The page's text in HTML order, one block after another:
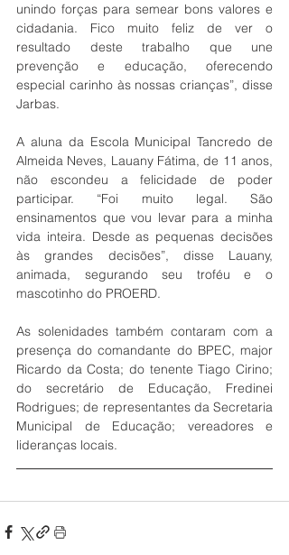
unindo forças para semear bons valores e
cidadania. Fico muito feliz de ver o
resultado deste trabalho que une
prevenção e educação, oferecendo
especial carinho às nossas crianças”, disse
Jarbas.
A aluna da Escola Municipal Tancredo de
Almeida Neves, Lauany Fátima, de 11 anos,
não escondeu a felicidade de poder
participar. “Foi muito legal. São
ensinamentos que vou levar para a minha
vida inteira. Desde as pequenas decisões
às grandes decisões”, disse Lauany,
animada, segurando seu troféu e o
mascotinho do PROERD.
As solenidades também contaram com a
presença do comandante do BPEC, major
Ricardo da Costa; do tenente Tiago Cirino;
do secretário de Educação, Fredinei
Rodrigues; de representantes da Secretaria
Municipal de Educação; vereadores e
lideranças locais.